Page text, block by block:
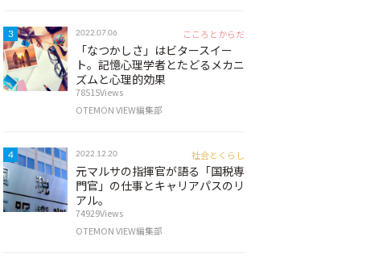
3 2022.07.06 こころとからだ
「なつかしさ」はビタースイー
ト。記憶心理学者とたどるメカニ
ズムと心理的効果
78515Views
OTEMON VIEW編集部
4 2022.12.20 社会とくらし
元マルサの指揮官が語る「国税専
門官」の仕事とキャリアパスのリ
アル。
74929Views
OTEMON VIEW編集部